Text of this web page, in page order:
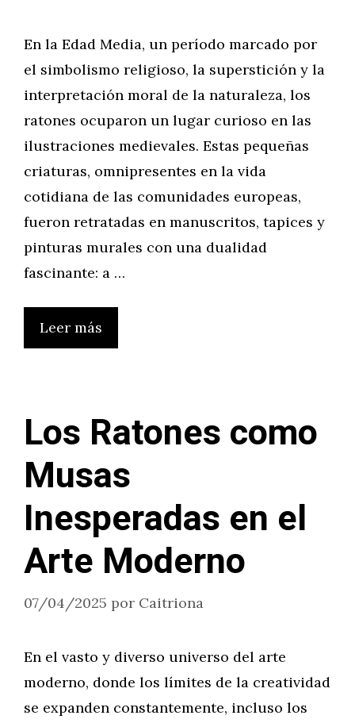
En la Edad Media, un período marcado por
el simbolismo religioso, la superstición y la
interpretación moral de la naturaleza, los
ratones ocuparon un lugar curioso en las
ilustraciones medievales. Estas pequeñas
criaturas, omnipresentes en la vida
cotidiana de las comunidades europeas,
fueron retratadas en manuscritos, tapices y
pinturas murales con una dualidad
fascinante: a …
Leer más
Los Ratones como
Musas
Inesperadas en el
Arte Moderno
07/04/2025 por Caitriona
En el vasto y diverso universo del arte
moderno, donde los límites de la creatividad
se expanden constantemente, incluso los